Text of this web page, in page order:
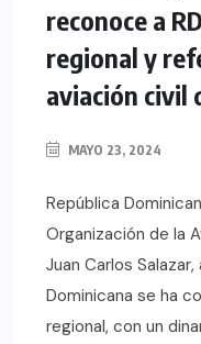
reconoce a
regional y
aviación civil
MAYO 23, 2024
República
Organización de la
Juan Carlos
Dominicana se ha
regional, con un